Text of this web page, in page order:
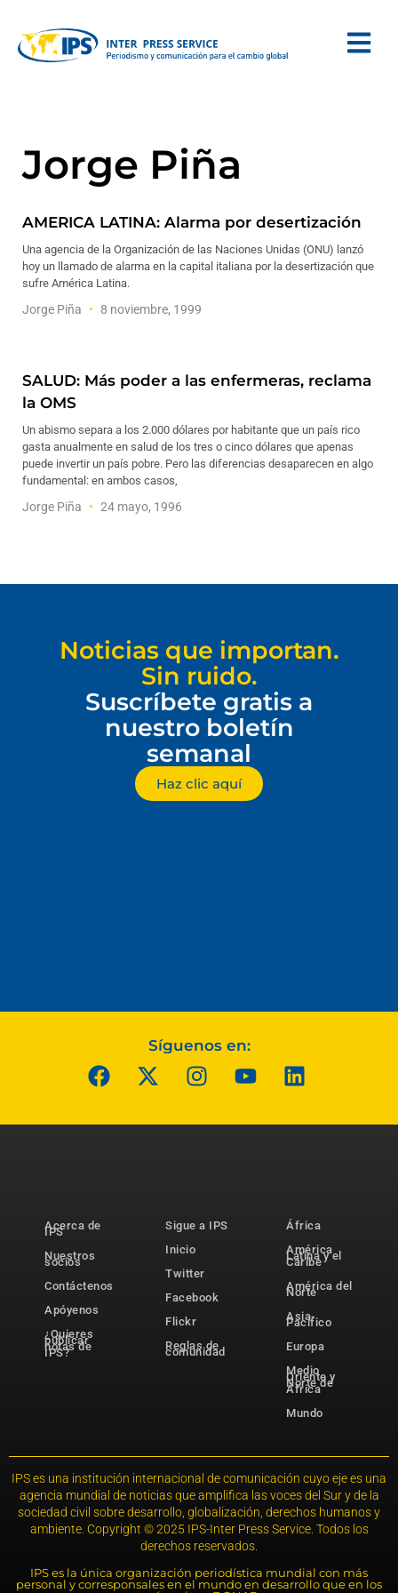
Jorge Piña
AMERICA LATINA: Alarma por desertización
Una agencia de la Organización de las Naciones Unidas (ONU) lanzó
hoy un llamado de alarma en la capital italiana por la desertización que
sufre América Latina.
Jorge Piña 8 noviembre, 1999
SALUD: Más poder a las enfermeras, reclama
la OMS
Un abismo separa a los 2.000 dólares por habitante que un país rico
gasta anualmente en salud de los tres o cinco dólares que apenas
puede invertir un país pobre. Pero las diferencias desaparecen en algo
fundamental: en ambos casos,
Jorge Piña 24 mayo, 1996
Noticias que importan.
Sin ruido.
Suscríbete gratis a
nuestro boletín
semanal
Haz clic aquí
Síguenos en:
Acerca de
IPS
Nuestros
socios
Contáctenos
Apóyenos
¿Quieres
publicar
notas de
IPS?
Sigue a IPS
Inicio
Twitter
Facebook
Flickr
Reglas de
comunidad
África
América
Latina y el
Caribe
América del
Norte
Asia-
Pacífico
Europa
Medio
Oriente y
Norte de
África
Mundo
IPS es una institución internacional de comunicación cuyo eje es una
agencia mundial de noticias que amplifica las voces del Sur y de la
sociedad civil sobre desarrollo, globalización, derechos humanos y
ambiente. Copyright © 2025 IPS-Inter Press Service. Todos los
derechos reservados.
IPS es la única organización periodística mundial con más
personal y corresponsales en el mundo en desarrollo que en los